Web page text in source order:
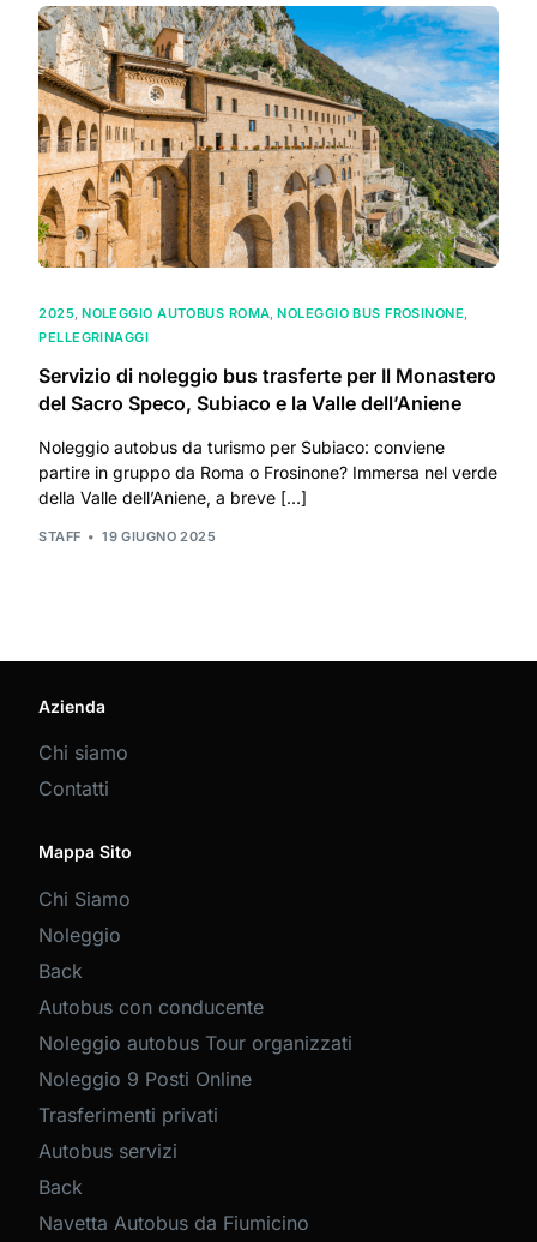
2025,NOLEGGIO AUTOBUS ROMA,NOLEGGIO BUS FROSINONE,
PELLEGRINAGGI
Servizio di noleggio bus trasferte per Il Monastero
del Sacro Speco, Subiaco e la Valle dell’Aniene
Noleggio autobus da turismo per Subiaco: conviene
partire in gruppo da Roma o Frosinone? Immersa nel verde
della Valle dell’Aniene, a breve […]
STAFF 19 GIUGNO 2025
Azienda
Chi siamo
Contatti
Mappa Sito
Chi Siamo
Noleggio
Back
Autobus con conducente
Noleggio autobus Tour organizzati
Noleggio 9 Posti Online
Trasferimenti privati
Autobus servizi
Back
Navetta Autobus da Fiumicino